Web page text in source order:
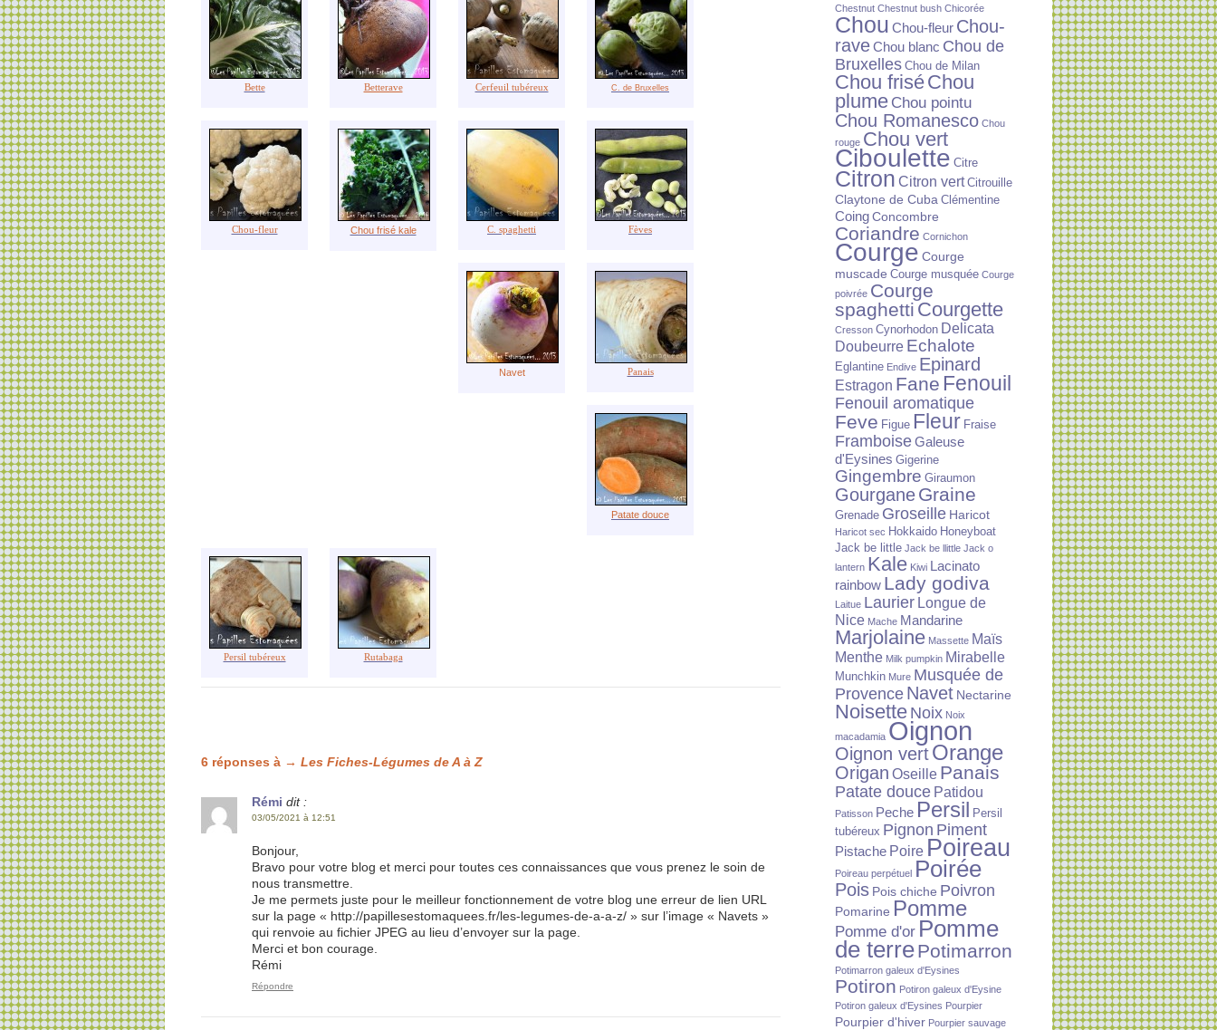
Bette Betterave Cerfeuil tubéreux C. de Bruxelles
Chou-fleur Chou frisé kale C. spaghetti Fèves
Navet Panais
Patate douce
Persil tubéreux Rutabaga
6 réponses à → Les Fiches-Légumes de A à Z
Rémi dit :
03/05/2021 à 12:51
Bonjour,
Bravo pour votre blog et merci pour toutes ces connaissances que vous prenez le soin de
nous transmettre.
Je me permets juste pour le meilleur fonctionnement de votre blog une erreur de lien URL
sur la page « http://papillesestomaquees.fr/les-legumes-de-a-a-z/ » sur l’image « Navets »
qui renvoie au fichier JPEG au lieu d’envoyer sur la page.
Merci et bon courage.
Rémi
Répondre
Chestnut Chestnut bush Chicorée
Chou Chou-fleur Chou-
raveChou blanc Chou de
Bruxelles Chou de Milan
Chou friséChou
plume Chou pointu
Chou Romanesco Chou
rouge Chou vert
Ciboulette Citre
Citron Citron vert Citrouille
Claytone de Cuba Clémentine
CoingConcombre
Coriandre Cornichon
Courge Courge
muscade Courge musquée Courge
poivrée Courge
spaghetti Courgette
Cresson Cynorhodon Delicata
Doubeurre Echalote
Eglantine Endive Epinard
Estragon Fane Fenouil
Fenouil aromatique
Feve Figue Fleur Fraise
FramboiseGaleuse
d'Eysines Gigerine
Gingembre Giraumon
GourganeGraine
Grenade Groseille Haricot
Haricot sec Hokkaido Honeyboat
Jack be little Jack be llittle Jack o
lantern Kale Kiwi
Lacinato
rainbow Lady godiva
Laitue Laurier Longue de
Nice Mache Mandarine
Marjolaine Massette Maïs
Menthe Milk pumpkin Mirabelle
Munchkin Mure Musquée de
Provence Navet Nectarine
Noisette Noix Noix
macadamia Oignon
Oignon vertOrange
Origan Oseille Panais
Patate douce Patidou
Patisson Peche Persil Persil
tubéreux Pignon Piment
Pistache Poire Poireau
Poireau perpétuel Poirée
Pois Pois chiche Poivron
Pomarine Pomme
Pomme d'or Pomme
de terrePotimarron
Potimarron galeux d'Eysines
Potiron Potiron galeux d'Eysine
Potiron galeux d'Eysines Pourpier
Pourpier d'hiver Pourpier sauvage